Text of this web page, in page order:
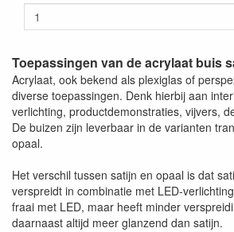
Toepassingen van de acrylaat buis
Acrylaat, ook bekend als plexiglas of
diverse toepassingen. Denk hierbij aan
verlichting, productdemonstraties, vijvers,
De buizen zijn leverbaar in de varianten
opaal.
Het verschil tussen satijn en opaal is dat
verspreidt in combinatie met LED-
fraai met LED, maar heeft minder
daarnaast altijd meer glanzend dan satijn.